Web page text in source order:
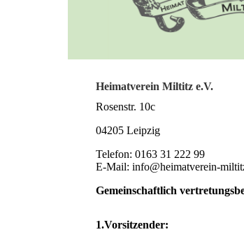
Heimatverein Miltitz e.V.
Rosenstr. 10c
04205 Leipzig
Telefon: 0163 31 222 99
E-Mail: info@heimatverein-
Gemeinschaftlich
1.Vorsitzender: